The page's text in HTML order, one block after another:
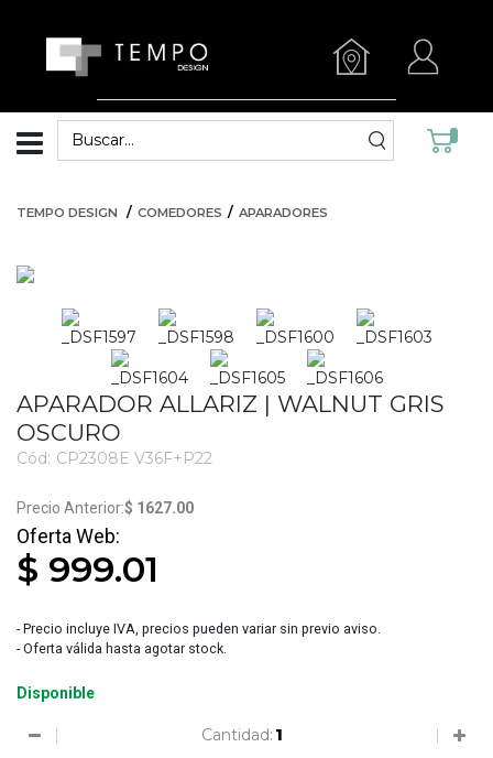
TEMPO DESIGN COMEDORES APARADORES
APARADOR ALLARIZ | WALNUT GRIS
OSCURO
Cód: CP2308E V36F+P22
$ 1627.00
$ 999.01
- Precio incluye IVA, precios pueden variar sin previo aviso.
- Oferta válida hasta agotar stock.
Disponible
Cantidad: